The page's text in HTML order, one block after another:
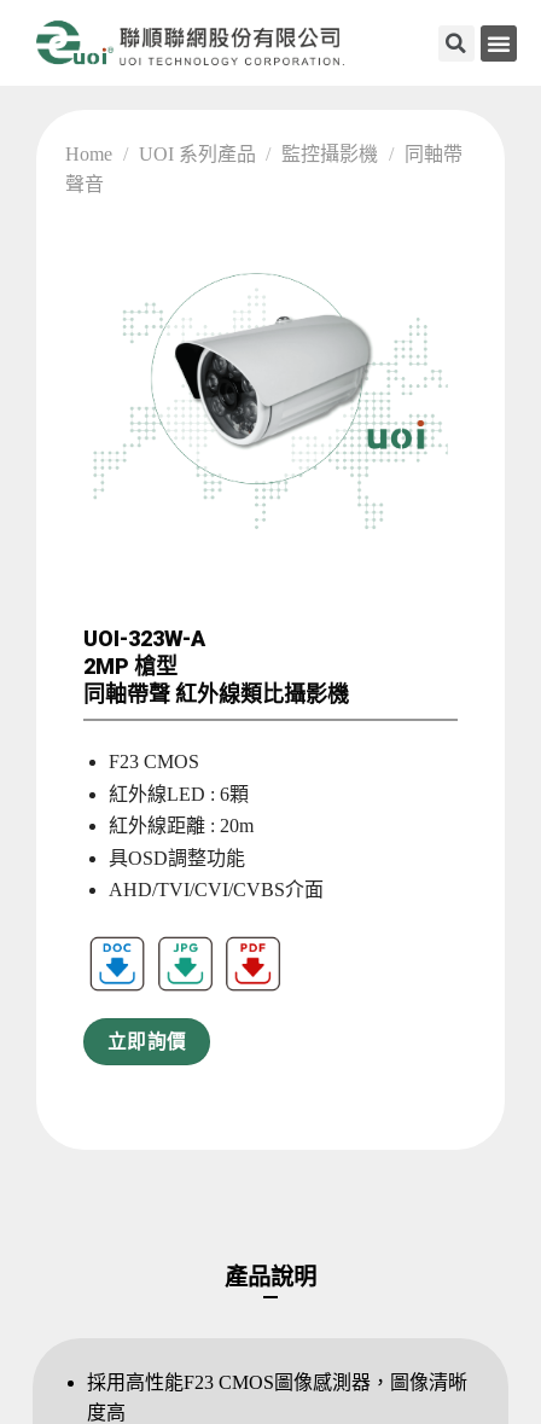
Home / UOI 系列產品 / 監控攝影機 /
同軸帶
聲音
UOI-323W-A
2MP 槍型
同軸帶聲 紅外線類比攝影機
F23 CMOS
紅外線LED : 6顆
紅外線距離 : 20m
具OSD調整功能
AHD/TVI/CVI/CVBS介面
立即詢價
產品說明
採用高性能F23 CMOS圖像感測器，圖像清晰
度高